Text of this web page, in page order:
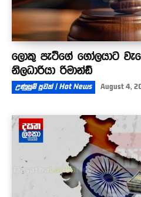
ලොකු පැටීගේ ගෝලයාට
නිලධාරියා රිමාන්ඩ්
උණුසුම් පුවත් | Hot News August 4,